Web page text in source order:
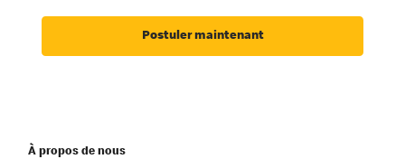
Postuler maintenant
À propos de nous